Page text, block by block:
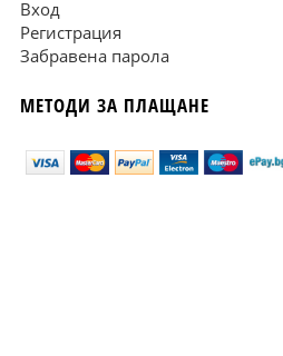
Вход
Регистрация
Забравена парола
МЕТОДИ ЗА ПЛАЩАНЕ